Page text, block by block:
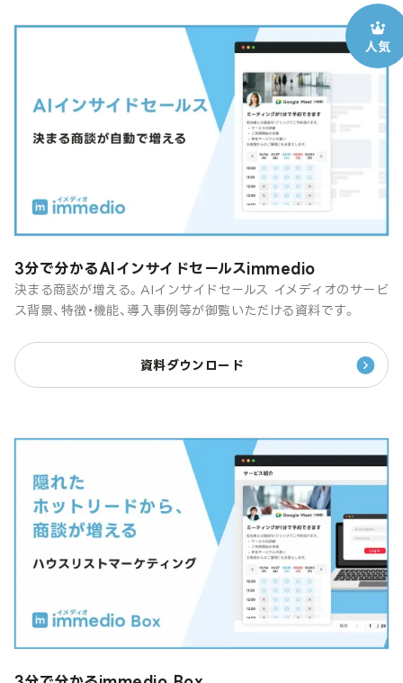
3分で分かるAIインサイドセールスimmedio
決まる商談が増える。AIインサイドセールス イメディオのサービ
ス背景、特徴・機能、導入事例等が御覧いただける資料です。
資料ダウンロード